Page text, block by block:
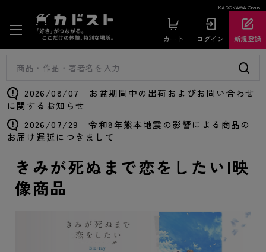
KADOKAWA Group
カート ログイン 新規登録
2026/08/07 お盆期間中の出荷およびお問い合わせ
に関するお知らせ
2026/07/29 令和8年熊本地震の影響による商品の
お届け遅延につきまして
きみが死ぬまで恋をしたい|映
像商品